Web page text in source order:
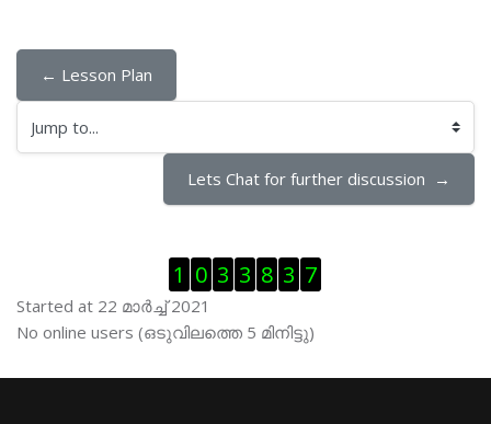
← Lesson Plan
Jump to...
Lets Chat for further discussion  →
1 0 3 3 8 3 7
Started at 22 മാര്‍ച്ച് 2021
Skip ഓണ്‍ലയിന്‍ ഉപഭൊക്താക്കള്‍
No online users (ഒടുവിലത്തെ 5 മിനിട്ടു)